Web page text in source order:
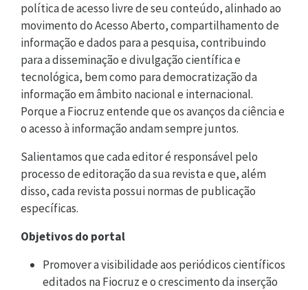
política de acesso livre de seu conteúdo, alinhado ao
movimento do Acesso Aberto, compartilhamento de
informação e dados para a pesquisa, contribuindo
para a disseminação e divulgação científica e
tecnológica, bem como para democratização da
informação em âmbito nacional e internacional.
Porque a Fiocruz entende que os avanços da ciência e
o acesso à informação andam sempre juntos.
Salientamos que cada editor é responsável pelo
processo de editoração da sua revista e que, além
disso, cada revista possui normas de publicação
específicas.
Objetivos do portal
Promover a visibilidade aos periódicos científicos
editados na Fiocruz e o crescimento da inserção